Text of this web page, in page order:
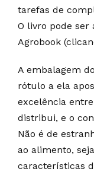
tarefas de
O livro pode ser
Agrobook
A embalagem
rótulo a ela
excelência
distribui, e o
Não é de
ao alimento,
características